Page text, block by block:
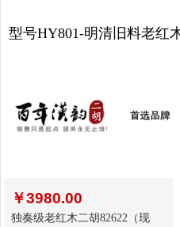
型号HY801-明清旧料老红
￥3980.00
独奏级老红木二胡82622（现